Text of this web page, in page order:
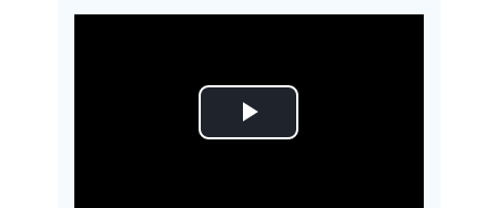
Play